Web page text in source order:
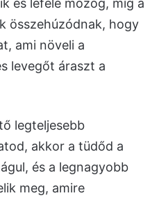
és lefelé mozog, míg a
összehúzódnak, hogy
ami növeli a
levegőt áraszt a
legteljesebb
akkor a tüdőd a
és a legnagyobb
meg, amire